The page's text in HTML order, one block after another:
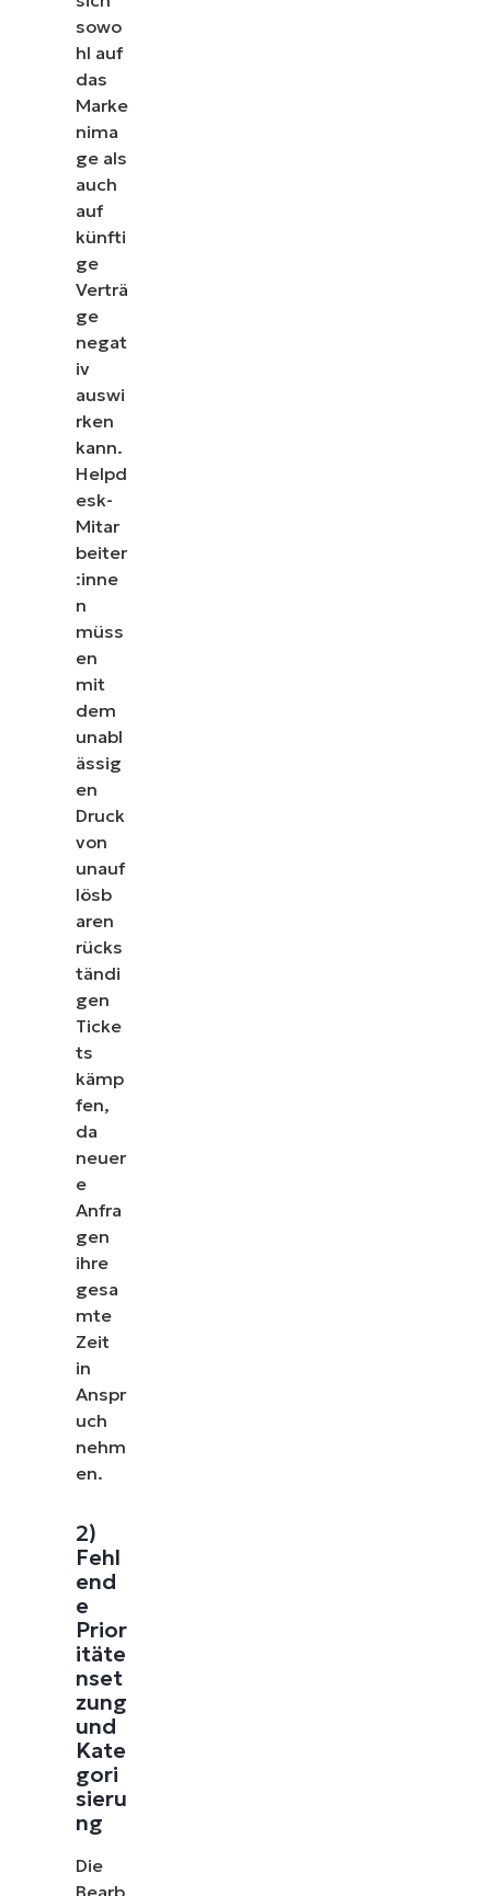
sowo
hl auf
das
Marke
nima
ge als
auch
auf
künfti
ge
Verträ
ge
negat
iv
auswi
rken
kann.
Helpd
esk-
Mitar
beiter
:inne
n
müss
en
mit
dem
unabl
ässig
en
Druck
von
unauf
lösb
aren
rücks
tändi
gen
Ticke
ts
kämp
fen,
da
neuer
e
Anfra
gen
ihre
gesa
mte
Zeit
in
Anspr
uch
nehm
en.
2)
Fehl
end
e
Prior
itäte
nset
zung
und
Kate
gori
sieru
ng
Die